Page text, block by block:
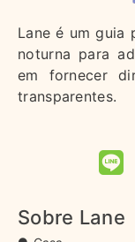
Lane é um guia
noturna para
em fornecer
transparentes.
Sobre Lane